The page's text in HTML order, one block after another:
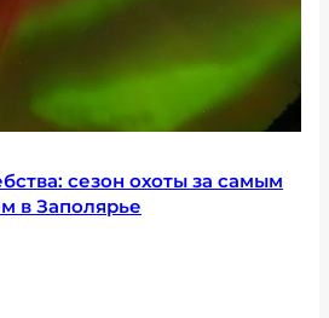
сезон охоты за самым
в Заполярье